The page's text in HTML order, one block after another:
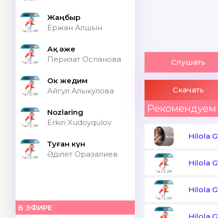
Жаңбыр
Ержан Алшын
Ақ әже
Перизат Оспанова
Ок жедим
Айгул Алыкулова
Nozlaring
Erkin Xudoyqulov
Туған күн
Әділет Оразалиев
В ЭФИРЕ
Слушать
Скачать
Рекомендуем
Hilola
Hilola
Hilola